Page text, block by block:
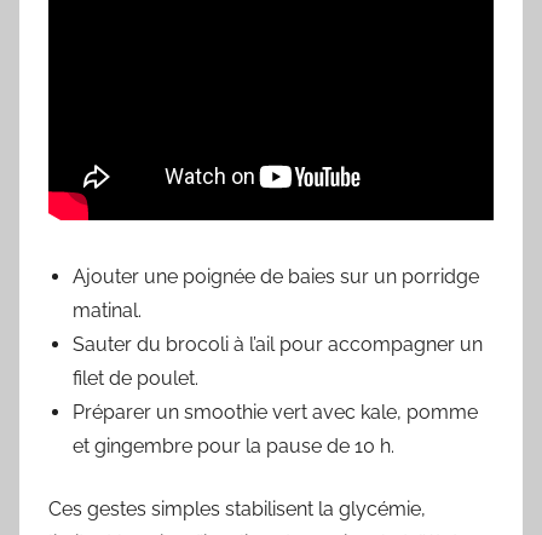
Ajouter une poignée de baies sur un porridge
matinal.
Sauter du brocoli à l’ail pour accompagner un
filet de poulet.
Préparer un smoothie vert avec kale, pomme
et gingembre pour la pause de 10 h.
Ces gestes simples stabilisent la glycémie,